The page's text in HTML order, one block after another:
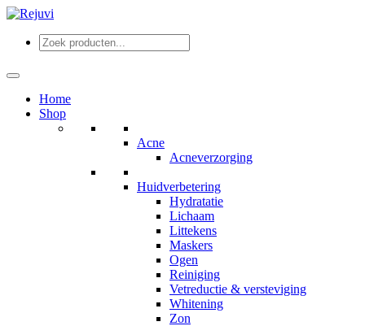
Home
Shop
Acne
Acneverzorging
Huidverbetering
Hydratatie
Lichaam
Littekens
Maskers
Ogen
Reiniging
Vetreductie & versteviging
Whitening
Zon